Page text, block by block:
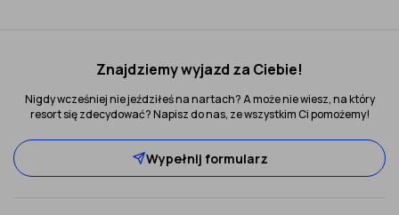
Znajdziemy wyjazd za Ciebie!
Nigdy wcześniej nie jeździłeś na nartach? A może nie wiesz, na który
resort się zdecydować? Napisz do nas, ze wszystkim Ci pomożemy!
Wypełnij formularz